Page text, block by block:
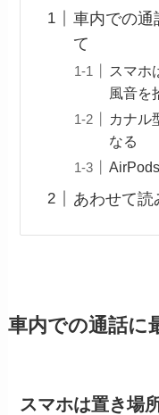
車内での通
て
スマホ
風音を
カナル
なる
あわせて読
車内での通話に
スマホは置き場